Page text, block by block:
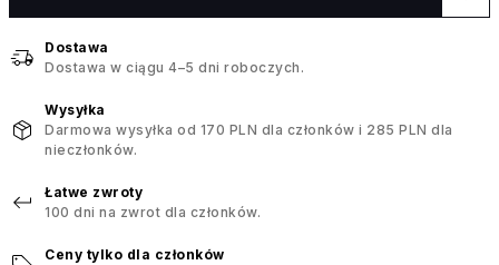
Dostawa
Dostawa w ciągu 4–5 dni roboczych.
Wysyłka
Darmowa wysyłka od 170 PLN dla członków i 285 PLN dla
nieczłonków.
Łatwe zwroty
100 dni na zwrot dla członków.
Ceny tylko dla członków